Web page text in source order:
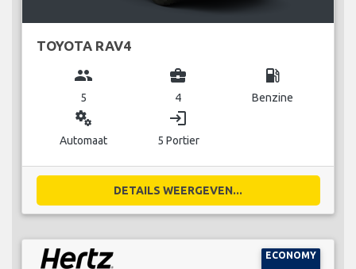
TOYOTA RAV4
group
5
business_center
4
local_gas_station
Benzine
miscellaneous_services
Automaat
login
5 Portier
DETAILS WEERGEVEN...
ECONOMY